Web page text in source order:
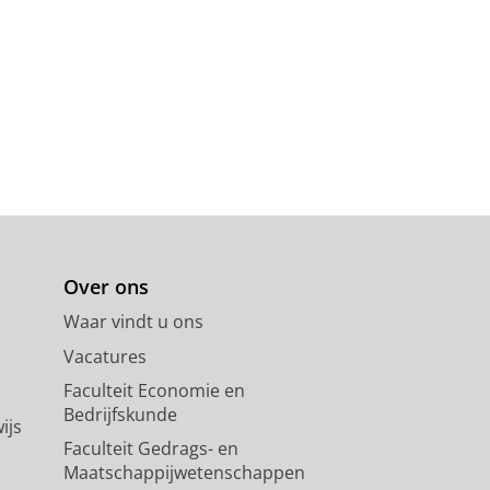
Over ons
Waar vindt u ons
Vacatures
Faculteit Economie en
Bedrijfskunde
Faculteit Gedrags- en
Maatschappijwetenschappen